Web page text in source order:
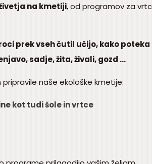
na kmetiji, od programov za
prek vseh čutil učijo, kako
sadje, žita, živali, gozd ...
naše ekološke kmetije:
kot tudi šole in vrtce